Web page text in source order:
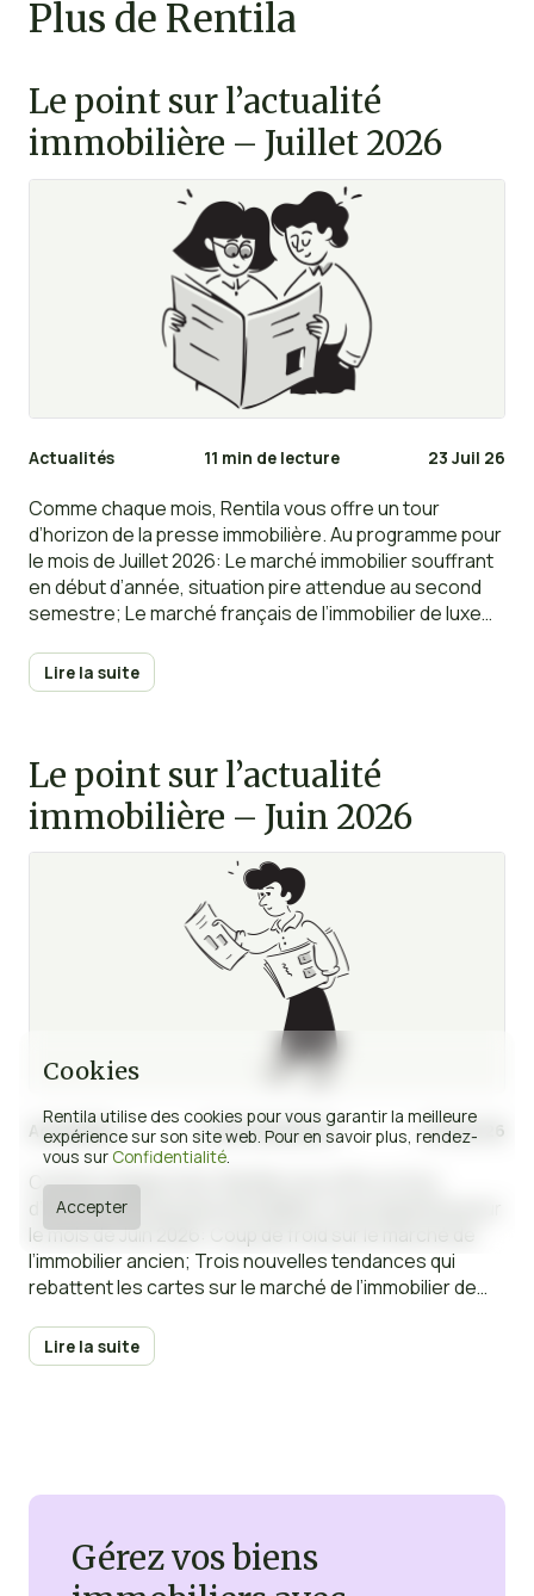
Cookies
Rentila utilise des cookies pour vous garantir la meilleure
expérience sur son site web. Pour en savoir plus, rendez-
vous sur Confidentialité.
Accepter
Plus de Rentila
Le point sur l’actualité
immobilière – Juillet 2026
Actualités 11 min de lecture 23 Juil 26
Comme chaque mois, Rentila vous offre un tour
d’horizon de la presse immobilière. Au programme pour
le mois de Juillet 2026: Le marché immobilier souffrant
en début d’année, situation pire attendue au second
semestre; Le marché français de l’immobilier de luxe
toutes les charges que vous pouvez déduire en 2026;
Pourquoi la hausse des taux de la BCE ne change
?…
Lire la suite
Le point sur l’actualité
immobilière – Juin 2026
Actualités 11 min de lecture 23 Juin 26
Comme chaque mois, Rentila vous offre un tour
d’horizon de la presse immobilière. Au programme pour
le mois de Juin 2026: Coup de froid sur le marché de
l’immobilier ancien; Trois nouvelles tendances qui
rebattent les cartes sur le marché de l’immobilier de
immobiliers ?; Les banques prêtent toujours, à
condition d’activer les bons leviers; Faut-il encore
Lire la suite
Gérez vos biens